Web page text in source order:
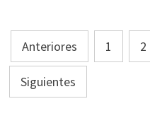
Navegación
de
entradas
Anteriores 1 2
Siguientes